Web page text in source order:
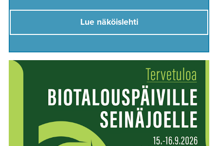
Lue näköislehti